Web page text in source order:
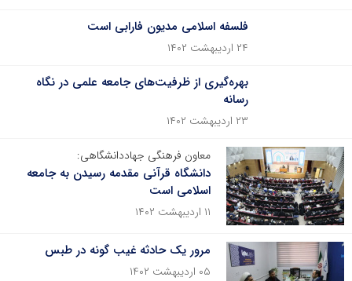
فلسفه اسلامی مدیون فارابی است
۲۴ اردیبهشت ۱۴۰۲
بهره‌گیری از ظرفیت‌های جامعه علمی در نگاه
رسانه
۲۳ اردیبهشت ۱۴۰۲
معاون فرهنگی جهاددانشگاهی:
دانشگاه قرآنی مقدمه رسیدن به جامعه
اسلامی است
۱۱ اردیبهشت ۱۴۰۲
مرور یک حادثه غیب گونه در طبس
۰۵ اردیبهشت ۱۴۰۲